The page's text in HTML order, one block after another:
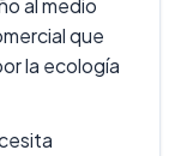
al medio
que
la ecología